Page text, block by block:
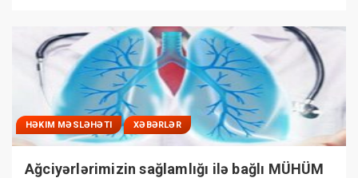
HƏKIM MƏSLƏHƏTI XƏBƏRLƏR
Ağciyərlərimizin sağlamlığı ilə bağlı MÜHÜM